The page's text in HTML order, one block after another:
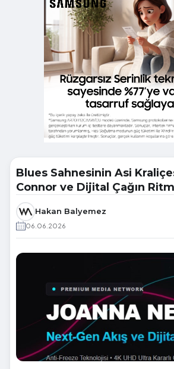
Blues Sahnesinin Asi
Connor ve Dijital Çağın
Hakan Balyemez
06.06.2026